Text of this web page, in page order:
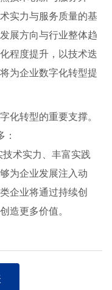
实力与服务质量的基
展方向与行业整体趋
程度提升，以技术迭
为企业数字化转型提
化转型的重要支撑。
技术实力、丰富实践
为企业发展注入动
企业将通过持续创
造更多价值。